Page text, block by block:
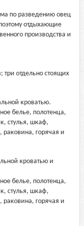
по разведению овец
отдыхающие
производства и
три отдельно стоящих
кроватью.
белье, полотенца,
стулья, шкаф,
раковина, горячая и
кроватью и
белье, полотенца,
стулья, шкаф,
раковина, горячая и